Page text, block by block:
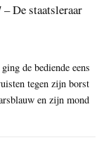
De staatsleraar
de bediende eens
tegen zijn borst
en zijn mond